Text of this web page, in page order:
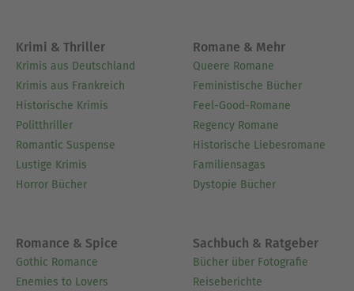
Krimi & Thriller
Krimis aus Deutschland
Krimis aus Frankreich
Historische Krimis
Politthriller
Romantic Suspense
Lustige Krimis
Horror Bücher
Romane & Mehr
Queere Romane
Feministische Bücher
Feel-Good-Romane
Regency Romane
Historische Liebesromane
Familiensagas
Dystopie Bücher
Romance & Spice
Gothic Romance
Enemies to Lovers
Sachbuch & Ratgeber
Bücher über Fotografie
Reiseberichte